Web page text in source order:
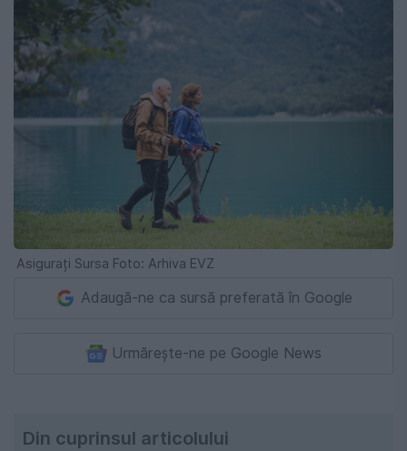
Asigurați Sursa Foto: Arhiva EVZ
Adaugă-ne ca sursă preferată în Google
Urmărește-ne pe Google News
Din cuprinsul articolului